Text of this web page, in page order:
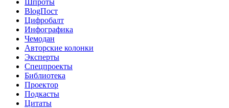
Шпроты
BlogПост
Цифробалт
Инфографика
Чемодан
Авторские колонки
Эксперты
Спецпроекты
Библиотека
Проектор
Подкасты
Цитаты